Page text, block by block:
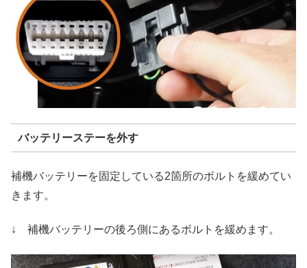
バッテリーステーを外す
補機バッテリーを固定している2箇所のボルトを緩めてい
きます。
↓ 補機バッテリーの後ろ側にあるボルトを緩めます。